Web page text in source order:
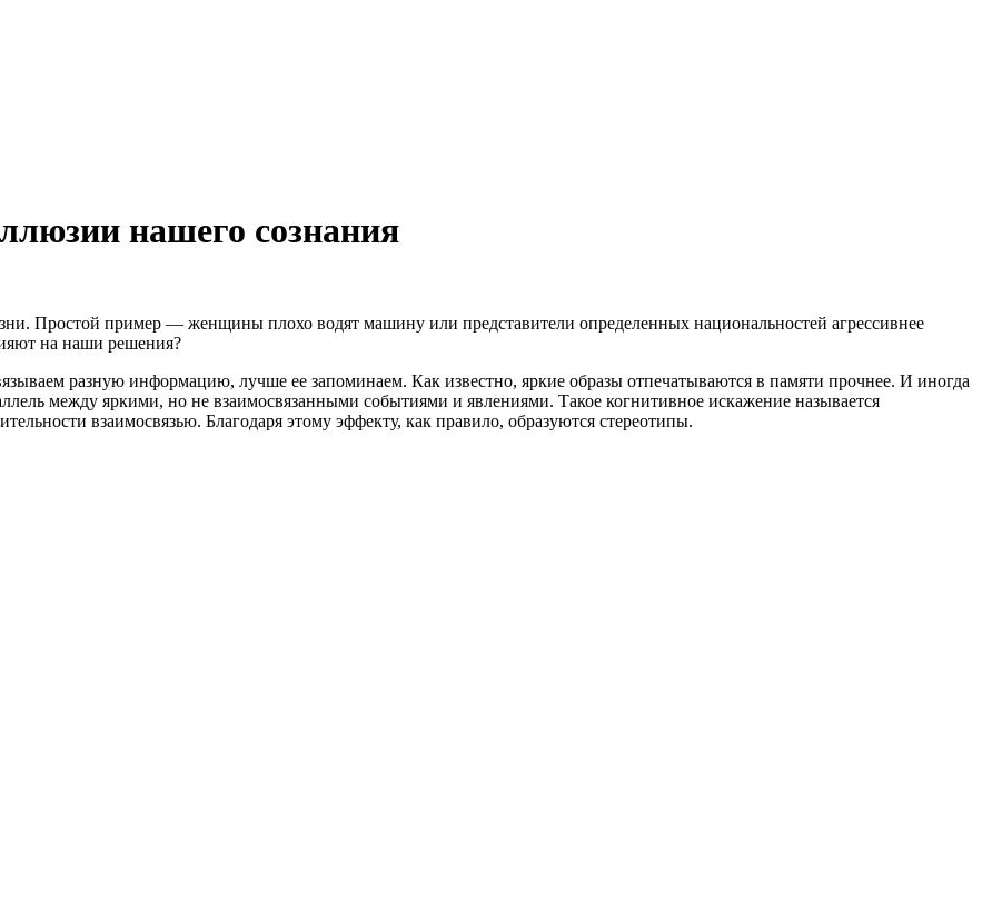
нашего сознания
Простой пример — женщины плохо водят машину или представители определенных национальностей агрессивнее
на наши решения?
разную информацию, лучше ее запоминаем. Как известно, яркие образы отпечатываются в памяти прочнее. И иногда
между яркими, но не взаимосвязанными событиями и явлениями. Такое когнитивное искажение называется
взаимосвязью. Благодаря этому эффекту, как правило, образуются стереотипы.